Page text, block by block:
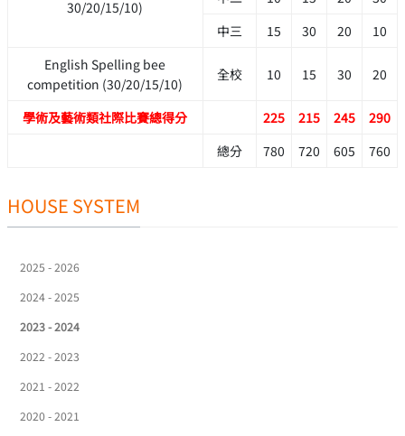
30/20/15/10)
中三
15 30 20
10
English Spelling bee
competition (30/20/15/10)
全校 10 15 30 20
學術及藝術類社際比賽總得分 225 215 245
290
總分
780 720 605 760
HOUSE SYSTEM
2025 - 2026
2024 - 2025
2023 - 2024
2022 - 2023
2021 - 2022
2020 - 2021